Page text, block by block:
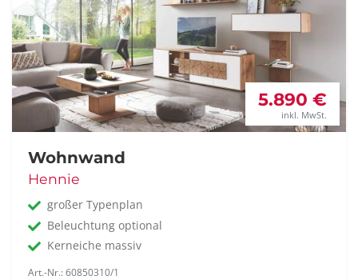
5.890 €
inkl. MwSt.
Wohnwand
Hennie
großer Typenplan
Beleuchtung optional
Kerneiche massiv
Art.-Nr.: 60850310/1